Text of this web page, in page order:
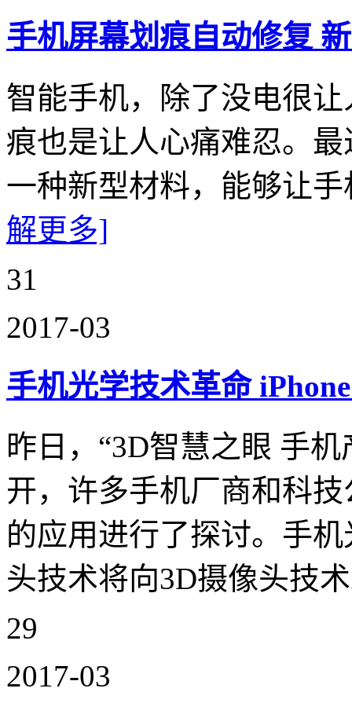
手机屏幕划痕自动修复
智能手机，除了没电很
痕也是让人心痛难忍。
一种新型材料，能够让
解更多]
31
2017-03
手机光学技术革命
昨日，“3D智慧之眼 手
开，许多手机厂商和科
的应用进行了探讨。手
头技术将向3D摄像头技
29
2017-03